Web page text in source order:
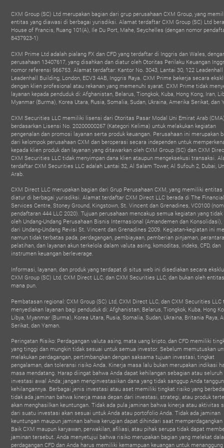
CXM Group (SC) Ltd merupakan bagian dari grup perusahaan CXM Group, yang
entitas yang diawasi di berbagai yurisdiksi. Alamat terdaftar CXM Group (SC) Ltd
House of Francis, Ruang 101(A), Ile Du Port, Mahe, Seychelles (dengan nomor
8437923-1)
CXM Prime Ltd adalah pialang FX dan CFD yang terdaftar di Inggris dan Wales,
perusahaan 13407617, yang disahkan dan diatur oleh Otoritas Perilaku Keuangan
nomor referensi 966753. Alamat terdaftar: Kantor No. 3043, Lantai 30, 122 Leadenhall
Leadenhall Building, London, ECV3 4AB, Inggris Raya. CXM Prime bekerja secara
dengan klien profesional atau rekanan yang memenuhi syarat. CXM Prime tidak
layanan kepada penduduk di: Afghanistan, Belarus, Tiongkok, Kuba, Hong Kong, Iran,
Myanmar (Burma), Korea Utara, Rusia, Somalia, Sudan, Ukraina, Amerika Serikat, dan
CXM Securities LLC memiliki lisensi dari Otoritas Pasar Modal Uni Emirat Arab
berdasarkan Lisensi No. 20200000267 (Kategori Kelima) untuk melakukan kegiatan
pengenalan dan promosi layanan serta produk keuangan. Perusahaan ini merupakan
dari kelompok perusahaan CXM dan beroperasi secara independen untuk
kepada klien produk dan layanan yang ditawarkan oleh CXM Group (SC) dan CXM
CXM Securities LLC tidak menyimpan dana klien ataupun mengeksekusi transaksi.
terdaftar CXM Securities LLC adalah Lantai 32, Al Salam Tower, Al Sufouh 2, Dubai,
Arab.
CXM Direct LLC merupakan bagian dari Grup Perusahaan CXM, yang memiliki entitas
diatur di berbagai yurisdiksi. Alamat terdaftar CXM Direct LLC berada di The Financial
Services Centre, Stoney Ground, Kingstown, St. Vincent dan Grenadines, VC0100
pendaftaran 444 LLC 2020). Tujuan perusahaan mencakup semua kegiatan yang
oleh Undang-Undang Perusahaan Bisnis Internasional (Amandemen dan Konsolidasi),
dari Undang-Undang Revisi St. Vincent dan Grenadines 2009. Kegiatan-kegiatan ini
namun tidak terbatas pada, perdagangan, pembiayaan, pemberian pinjaman,
pelatihan, dan layanan akun terkelola dalam valuta asing, komoditas, indeks, CFD, dan
instrumen keuangan berleverage.
Informasi, layanan, dan produk yang terdapat di situs web ini disediakan secara
CXM Group (SC) Ltd, CXM Direct LLC, dan CXM Securities LLC, dan bukan oleh
mana pun.
Pembatasan regional: CXM Group (SC) Ltd, CXM Direct LLC, dan CXM Securities LLC
menyediakan layanan bagi penduduk di: Afghanistan, Belarus, Tiongkok, Kuba, Hong
Libya, Myanmar (Burma), Korea Utara, Rusia, Somalia, Sudan, Ukraina, Britania Raya,
Serikat, dan Yaman.
Peringatan Risiko: Perdagangan valuta asing, mata uang kripto, dan CFD memiliki
yang tinggi dan mungkin tidak sesuai untuk semua investor. Sebelum memutuskan
melakukan perdagangan, pertimbangkan dengan saksama tujuan investasi, tingkat
pengalaman, dan toleransi risiko Anda. Kinerja masa lalu bukan merupakan indikasi
masa mendatang. Harap diingat bahwa Anda dapat kehilangan sebagian atau seluruh
investasi awal Anda; jangan menginvestasikan dana yang tidak sanggup Anda
kehilangannya. Berbagai jenis investasi atau aset memiliki tingkat risiko yang
tidak ada jaminan bahwa kinerja masa depan dari investasi, strategi, atau produk
akan menghasilkan keuntungan. Tidak ada pula jaminan bahwa kinerja atau aktivitas
dari suatu investasi akan sesuai untuk Anda atau portofolio Anda. Tidak ada jaminan
keuntungan maupun jaminan bahwa kerugian dapat dihindari saat memperdagangkan
Baik CXM maupun karyawan, perwakilan, afiliasi, atau pihak serupa tidak dapat
jaminan tersebut. Anda menyetujui bahwa risiko merupakan bagian yang melekat
perdagangan CFD dan Anda harus memiliki kemampuan keuangan untuk
IB PARTNER
& Influencer
Summit
BEST FINTECH FOREX
BROKER
2025- Forex Expo Dubai
INSTITUSI
TERPERCAYA
2025- MEFM